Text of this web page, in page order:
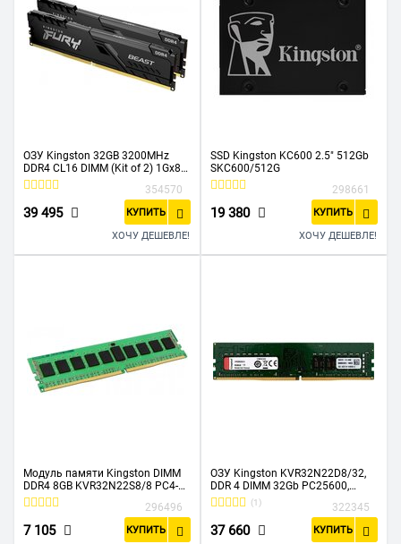
ОЗУ Kingston 32GB 3200MHz
DDR4 CL16 DIMM (Kit of 2) 1Gx8
Fury Beast Black
354570
39 495 КУПИТЬ
ХОЧУ ДЕШЕВЛЕ!
SSD Kingston KC600 2.5" 512Gb
SKC600/512G
298661
19 380 КУПИТЬ
ХОЧУ ДЕШЕВЛЕ!
Модуль памяти Kingston DIMM
DDR4 8GB KVR32N22S8/8 PC4-
25600, 3200MHz, CL22
296496
7 105 КУПИТЬ
ОЗУ Kingston KVR32N22D8/32,
DDR 4 DIMM 32Gb PC25600,
3200Mhz, CL22 retail
(1) 322345
37 660 КУПИТЬ